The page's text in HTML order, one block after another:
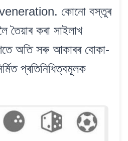
কোনো বস্তুৰ
তৈয়াৰ কৰা সাইলাখ
অতি সৰু আকাৰৰ বোকা-
প্ৰতিনিধিত্বমূলক